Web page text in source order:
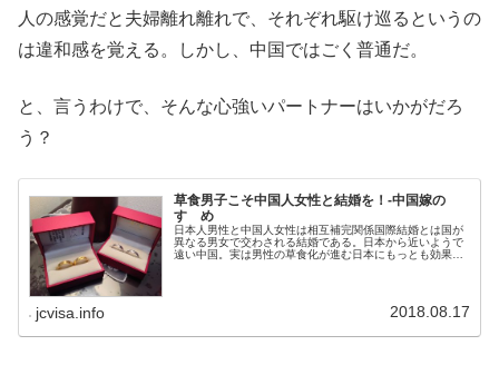
人の感覚だと夫婦離れ離れで、それぞれ駆け巡るというの
は違和感を覚える。しかし、中国ではごく普通だ。
と、言うわけで、そんな心強いパートナーはいかがだろ
う？
草食男子こそ中国人女性と結婚を！-中国嫁の
すゝめ
日本人男性と中国人女性は相互補完関係国際結婚とは国が
異なる男女で交わされる結婚である。日本から近いようで
遠い中国。実は男性の草食化が進む日本にもっとも効果的
jcvisa.info 2018.08.17